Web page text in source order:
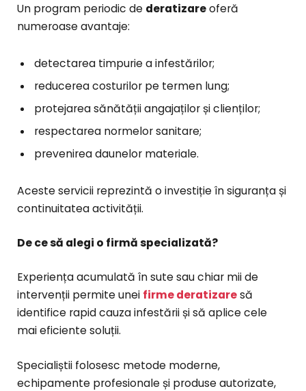
Un program periodic de deratizareoferă
numeroase avantaje:
detectarea timpurie a infestărilor;
reducerea costurilor pe termen lung;
protejarea sănătății angajaților și clienților;
respectarea normelor sanitare;
prevenirea daunelor materiale.
Aceste servicii reprezintă o investiție în siguranța și
continuitatea activității.
De ce să alegi o firmă specializată?
Experiența acumulată în sute sau chiar mii de
intervenții permite unei firme deratizaresă
identifice rapid cauza infestării și să aplice cele
mai eficiente soluții.
Specialiștii folosesc metode moderne,
echipamente profesionale și produse autorizate,